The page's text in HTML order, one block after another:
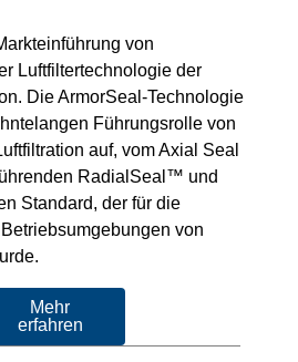
von
Luftfiltertechnologie der
Die ArmorSeal-Technologie
Führungsrolle von
auf, vom Axial Seal
RadialSeal™ und
Standard, der für die
von
Mehr
erfahren